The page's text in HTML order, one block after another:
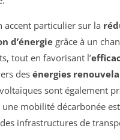
accent particulier sur la
d’énergie grâce à un
tout en favorisant l’
desénergies
sont également
mobilité décarbonée
infrastructures de